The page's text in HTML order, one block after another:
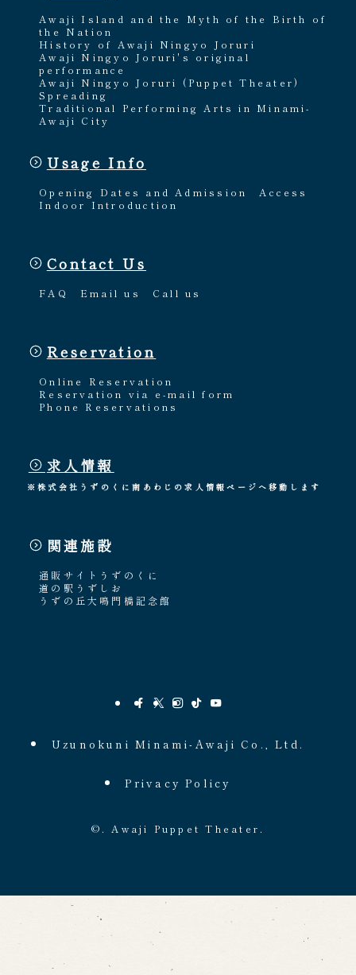
Awaji Island and the Myth of the Birth of
the Nation
History of Awaji Ningyo Joruri
Awaji Ningyo Joruri's original
performance
Awaji Ningyo Joruri (Puppet Theater)
Spreading
Traditional Performing Arts in Minami-
Awaji City
Usage Info
Opening Dates and Admission
Access
Indoor Introduction
Contact Us
FAQ Email us Call us
Reservation
Online Reservation
Reservation via e-mail form
Phone Reservations
求人情報
※株式会社うずのくに南あわじの求人情報ページへ移動します
関連施設
通販サイトうずのくに
道の駅うずしお
うずの丘大鳴門橋記念館
Uzunokuni Minami-Awaji Co., Ltd.
Privacy Policy
©. Awaji Puppet Theater.